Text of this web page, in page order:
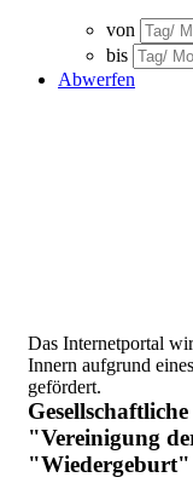
von
bis
Abwerfen
Das Internetportal
Innern aufgrund
gefördert.
"Vereinigung
"Wiedergeburt"